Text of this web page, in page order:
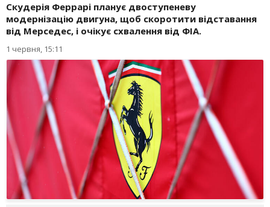
Скудерія Феррарі планує двоступеневу
модернізацію двигуна, щоб скоротити відставання
від Мерседес, і очікує схвалення від ФІА.
1 червня, 15:11